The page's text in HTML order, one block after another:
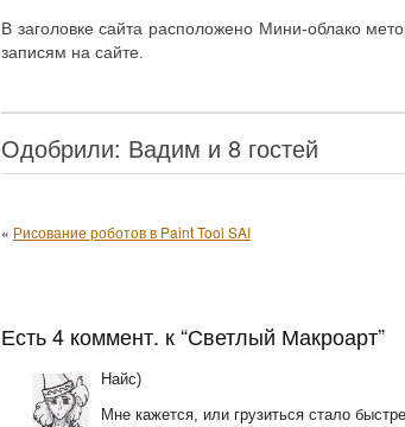
В заголовке сайта расположено Мини-облако
записям на сайте.
Одобрили: Вадим и 8 гостей
« Рисование роботов в Paint Tool SAI
Есть 4 коммент. к “Светлый Макроарт”
Найс)
Мне кажется, или грузиться стало